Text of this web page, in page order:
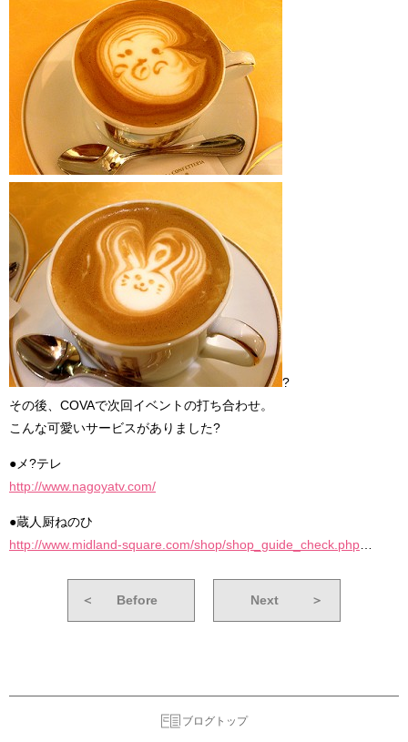
?
その後、COVAで次回イベントの打ち合わせ。
こんな可愛いサービスがありました?
●メ?テレ
http://www.nagoyatv.com/
●蔵人厨ねのひ
http://www.midland-square.com/shop/shop_guide_check.php
＜ Before Next ＞
ブログトップ